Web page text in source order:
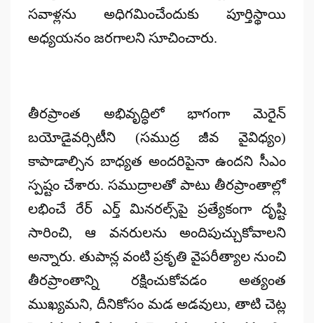
సవాళ్లను అధిగమించేందుకు పూర్తిస్థాయి
అధ్యయనం జరగాలని సూచించారు.
తీరప్రాంత అభివృద్ధిలో భాగంగా మెరైన్
బయోడైవర్సిటీని (సముద్ర జీవ వైవిధ్యం)
కాపాడాల్సిన బాధ్యత అందరిపైనా ఉందని సీఎం
స్పష్టం చేశారు. సముద్రాలతో పాటు తీరప్రాంతాల్లో
లభించే రేర్ ఎర్త్ మినరల్స్‌పై ప్రత్యేకంగా దృష్టి
సారించి, ఆ వనరులను అందిపుచ్చుకోవాలని
అన్నారు. తుపాన్ల వంటి ప్రకృతి వైపరీత్యాల నుంచి
తీరప్రాంతాన్ని రక్షించుకోవడం అత్యంత
ముఖ్యమని, దీనికోసం మడ అడవులు, తాటి చెట్ల